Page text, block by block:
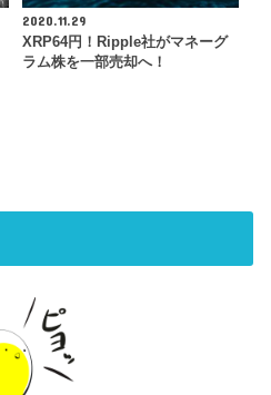
2020.11.29
XRP64円！Ripple社がマネーグ
ラム株を一部売却へ！